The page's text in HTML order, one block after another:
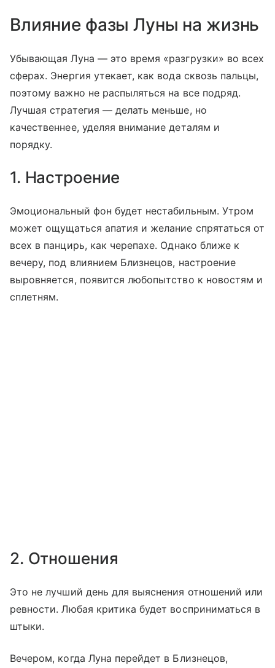
Влияние фазы Луны на жизнь
Убывающая Луна — это время «разгрузки» во всех
сферах. Энергия утекает, как вода сквозь пальцы,
поэтому важно не распыляться на все подряд.
Лучшая стратегия — делать меньше, но
качественнее, уделяя внимание деталям и
порядку.
1. Настроение
Эмоциональный фон будет нестабильным. Утром
может ощущаться апатия и желание спрятаться от
всех в панцирь, как черепахе. Однако ближе к
вечеру, под влиянием Близнецов, настроение
выровняется, появится любопытство к новостям и
сплетням.
2. Отношения
Это не лучший день для выяснения отношений или
ревности. Любая критика будет восприниматься в
штыки.
Вечером, когда Луна перейдет в Близнецов,